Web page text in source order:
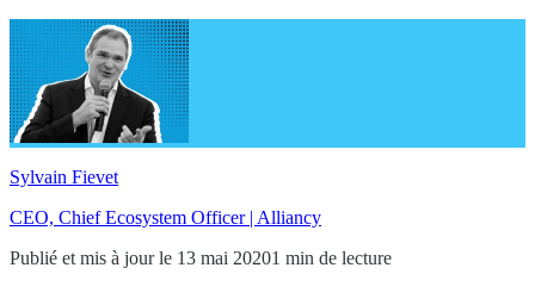
Sylvain Fievet
CEO, Chief Ecosystem Officer | Alliancy
Publié et mis à jour le 13 mai 20201 min de lecture